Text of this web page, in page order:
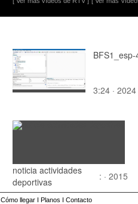
3:24 · 2024
noticia actividades
deportivas
: · 2015
Cómo llegar I Planos I Contacto